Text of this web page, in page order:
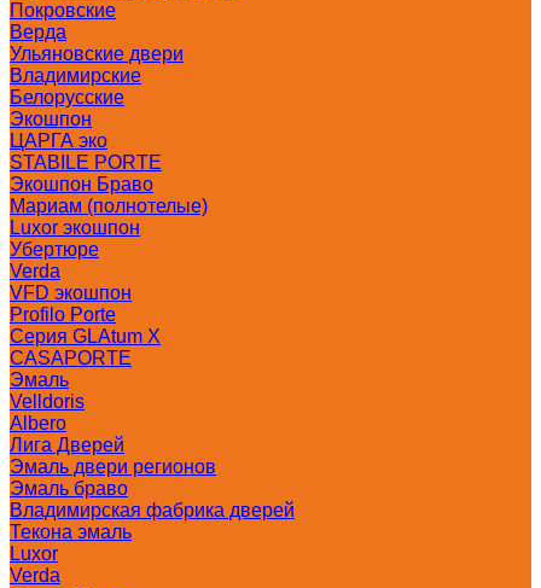
Покровские
Верда
Ульяновские двери
Владимирские
Белорусские
Экошпон
ЦАРГА эко
STABILE PORTE
Экошпон Браво
Мариам (полнотелые)
Luxor экошпон
Убертюре
Verda
VFD экошпон
Profilo Porte
Серия GLAtum X
CASAPORTE
Эмаль
Velldoris
Albero
Лига Дверей
Эмаль двери регионов
Эмаль браво
Владимирская фабрика дверей
Текона эмаль
Luxor
Verda